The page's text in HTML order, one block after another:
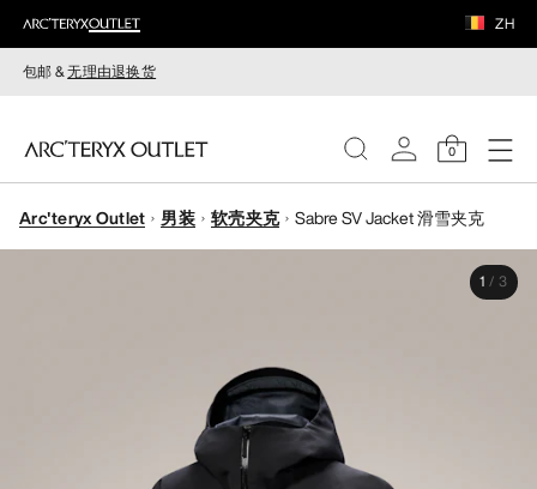
ZH
包邮 &无理由退换货
0
女装
Arc'teryx Outlet 男装 软壳夹克 Sabre SV Jacket 滑雪夹克
1 / 3